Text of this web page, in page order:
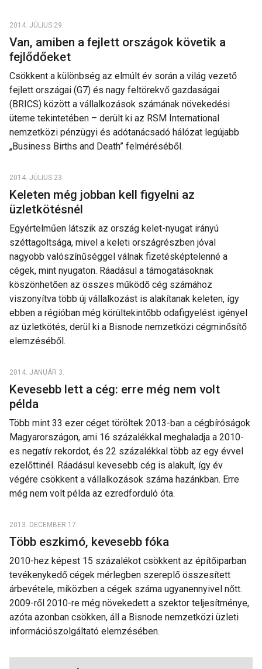
2014. JÚLIUS 29.
Van, amiben a fejlett országok követik a
fejlődőeket
Csökkent a különbség az elmúlt év során a világ vezető
fejlett országai (G7) és nagy feltörekvő gazdaságai
(BRICS) között a vállalkozások számának növekedési
üteme tekintetében – derült ki az RSM International
nemzetközi pénzügyi és adótanácsadó hálózat legújabb
„Business Births and Death” felméréséből.
2014. JÚLIUS 23.
Keleten még jobban kell figyelni az
üzletkötésnél
Egyértelműen látszik az ország kelet-nyugat irányú
széttagoltsága, mivel a keleti országrészben jóval
nagyobb valószínűséggel válnak fizetésképtelenné a
cégek, mint nyugaton. Ráadásul a támogatásoknak
köszönhetően az összes működő cég számához
viszonyítva több új vállalkozást is alakítanak keleten, így
ebben a régióban még körültekintőbb odafigyelést igényel
az üzletkötés, derül ki a Bisnode nemzetközi cégminősítő
elemzéséből.
2014. JANUÁR 3.
Kevesebb lett a cég: erre még nem volt
példa
Több mint 33 ezer céget töröltek 2013-ban a cégbíróságok
Magyarországon, ami 16 százalékkal meghaladja a 2010-
es negatív rekordot, és 22 százalékkal több az egy évvel
ezelőttinél. Ráadásul kevesebb cég is alakult, így év
végére csökkent a vállalkozások száma hazánkban. Erre
még nem volt példa az ezredforduló óta.
2013. DECEMBER 17.
Több eszkimó, kevesebb fóka
2010-hez képest 15 százalékot csökkent az építőiparban
tevékenykedő cégek mérlegben szereplő összesített
árbevétele, miközben a cégek száma ugyanennyivel nőtt.
2009-ről 2010-re még növekedett a szektor teljesítménye,
azóta azonban csökken, áll a Bisnode nemzetközi üzleti
információszolgáltató elemzésében.